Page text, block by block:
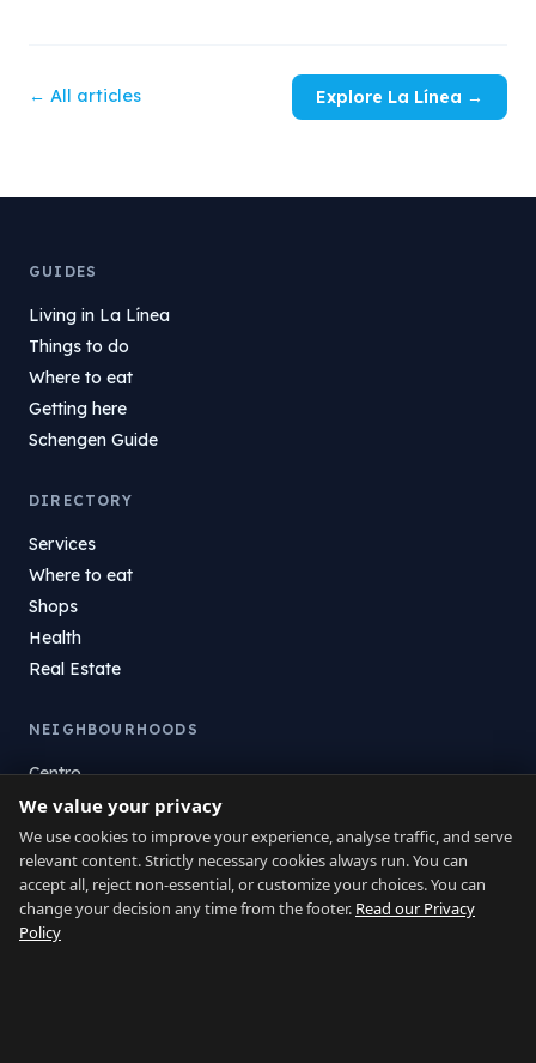
← All articles Explore La Línea →
GUIDES
Living in La Línea
Things to do
Where to eat
Getting here
Schengen Guide
DIRECTORY
Services
Where to eat
Shops
Health
Real Estate
NEIGHBOURHOODS
Centro
La Atunara
Poniente
El Zabal
Santa Margarita
La Alcaidesa
We value your privacy
We use cookies to improve your experience, analyse traffic, and serve
relevant content. Strictly necessary cookies always run. You can
accept all, reject non-essential, or customize your choices. You can
change your decision any time from the footer. Read our Privacy
Policy